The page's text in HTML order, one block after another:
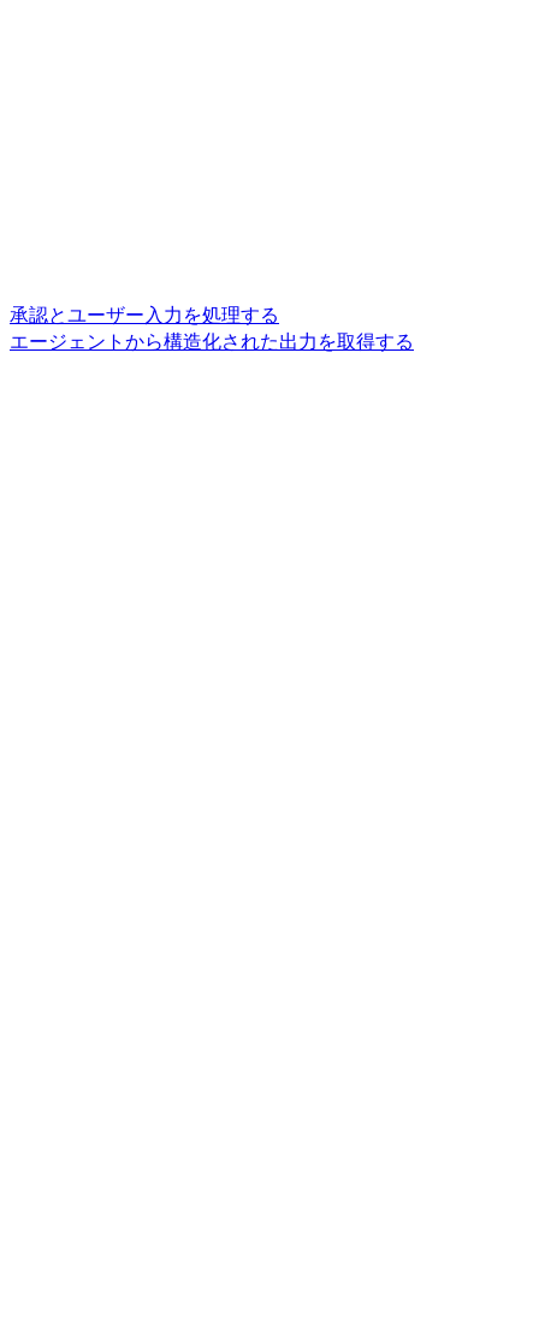
承認とユーザー入力を処理する
エージェントから構造化された出力を取得する